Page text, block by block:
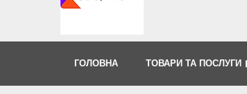
ГОЛОВНА ТОВАРИ ТА ПОСЛУГИ